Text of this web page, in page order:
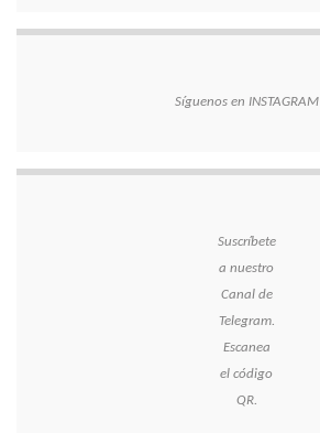
Síguenos en INSTAGRAM
Suscríbete
a nuestro
Canal de
Telegram.
Escanea
el código
QR.